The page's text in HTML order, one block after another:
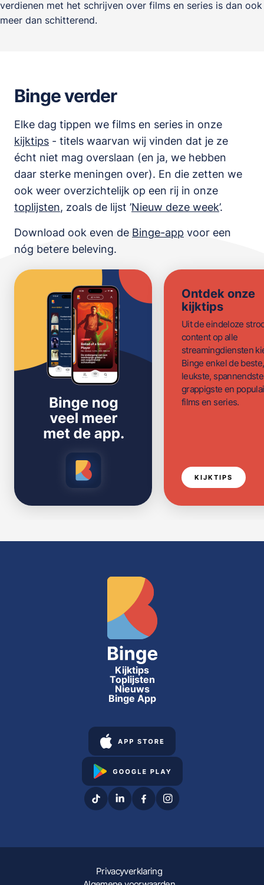
verdienen met het schrijven over films en series is dan ook
meer dan schitterend.
Binge verder
Elke dag tippen we films en series in onze
kijktips - titels waarvan wij vinden dat je ze
écht niet mag overslaan (en ja, we hebben
daar sterke meningen over). En die zetten we
ook weer overzichtelijk op een rij in onze
toplijsten, zoals de lijst ’Nieuw deze week’.
Download ook even de Binge-app voor een
nóg betere beleving.
Ontdek onze
kijktips
Uit de eindeloze
content op alle
streamingdiensten
Binge enkel de beste,
leukste,
grappigste en
films en series.
KIJKTIPS
Kijktips
Toplijsten
Nieuws
Binge App
Privacyverklaring